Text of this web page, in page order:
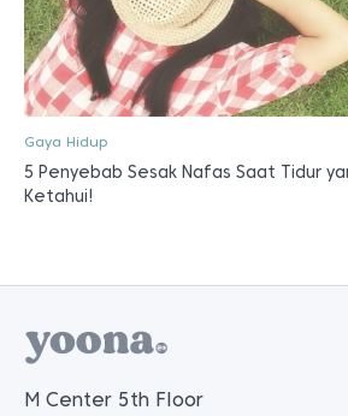
Gaya Hidup
5 Penyebab Sesak Nafas Saat Tidur
Ketahui!
M Center 5th Floor